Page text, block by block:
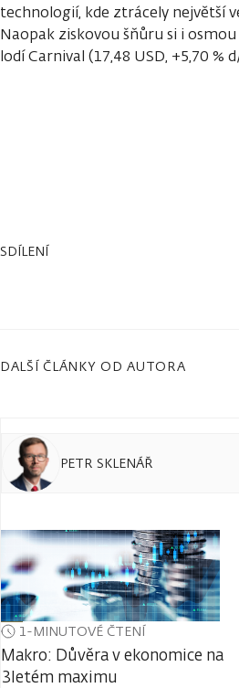
technologií, kde ztrácely největší
Naopak ziskovou šňůru si i
lodí Carnival (17,48 USD, +5,70 %
SDÍLENÍ
DALŠÍ ČLÁNKY OD AUTORA
PETR SKLENÁŘ
1-MINUTOVÉ ČTENÍ
Makro: Důvěra v ekonomice na
3letém maximu